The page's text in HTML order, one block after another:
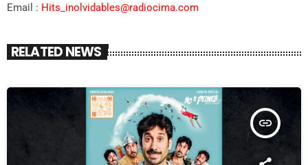
Email : Hits_inolvidables@radiocima.com
RELATED NEWS
insert_link